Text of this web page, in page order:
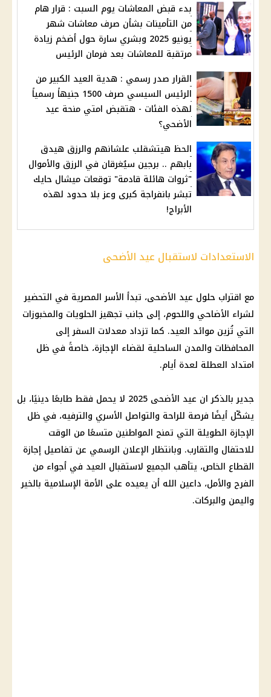
بدء قبض المعاشات يوم السبت : قرار هام
من التأمينات بشأن صرف معاشات شهر
يونيو 2025 وبشري سارة حول أضخم زيادة
مرتقبة للمعاشات بعد فرمان الرئيس
القرار صدر رسمي : هدية العيد الكبير من
الرئيس السيسي صرف 1500 جنيهاً رسمياً
لهذه الفئات - هتقبض امتي منحة عيد
الأضحي؟
الحظ هيتشقلب علشانهم والرزق هيدق
بابهم .. برجين سيُغرقان في الرزق والأموال
"ثروات هائلة قادمة" توقعات ميشال حايك
تبشر بانفراجة كبرى وعز بلا حدود لهذه
الأبراج!
الاستعدادات لاستقبال عيد الأضحى
مع اقتراب حلول عيد الأضحى، تبدأ الأسر المصرية في التحضير
لشراء الأضاحي واللحوم، إلى جانب تجهيز الحلويات والمخبوزات
التي تُزين موائد العيد. كما تزداد معدلات السفر إلى
المحافظات والمدن الساحلية لقضاء الإجازة، خاصةً في ظل
امتداد العطلة لعدة أيام.
جدير بالذكر ان عيد الأضحى 2025 لا يحمل فقط طابعًا دينيًا، بل
يشكّل أيضًا فرصة للراحة والتواصل الأسري والترفيه، في ظل
الإجازة الطويلة التي تمنح المواطنين متسعًا من الوقت
للاحتفال والتقارب. وبانتظار الإعلان الرسمي عن تفاصيل إجازة
القطاع الخاص، يتأهب الجميع لاستقبال العيد في أجواء من
الفرح والأمل، داعين الله أن يعيده على الأمة الإسلامية بالخير
واليمن والبركات.